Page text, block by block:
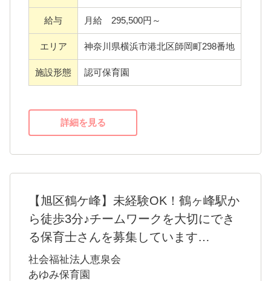
「受けとめる保育・支える保育・待つ保育」
を大切にしています。
【## ヒューマンアカデミーだから叶う「3つ
400種類のオンライン研修： 保育デザイン研
究所の講座から、今のあなたに必要なスキル
を自由に選択可能。
資格取得をバックアップ： ヒューマンアカデ
キルアップも目指せます。
中途入社が9割： 20代の若手社員も活躍中！
ブランクがある方や未経験の方も、経験豊富
な先輩が優しくフォローします。
給与 月給 295,500円～
エリア 神奈川県横浜市港北区師岡町298番地
施設形態 認可保育園
詳細を見る
【旭区鶴ケ峰】未経験OK！鶴ヶ峰駅か
ら徒歩3分♪チームワークを大切にでき
る保育士さんを募集しています
・「あゆみ保育園」は、横浜市旭区の鶴ケ峰
にある認可保育園です。
社会福祉法人恵泉会
あゆみ保育園